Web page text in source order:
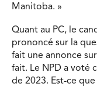
Manitoba. »
Quant au PC, le
prononcé sur la
fait une annonce
fait. Le NPD a voté
de 2023. Est-ce